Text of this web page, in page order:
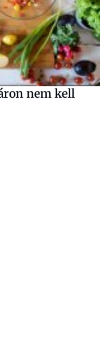
nem kell